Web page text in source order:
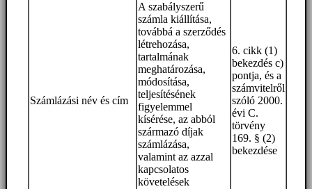
Számlázási név és cím
A szabályszerű
számla kiállítása,
továbbá a szerződés
létrehozása,
tartalmának
meghatározása,
módosítása,
teljesítésének
figyelemmel
kísérése, az abból
származó díjak
számlázása,
valamint az azzal
kapcsolatos
követelések
6. cikk (1)
bekezdés c)
pontja, és a
számvitelről
szóló 2000.
évi C.
törvény
169. § (2)
bekezdése